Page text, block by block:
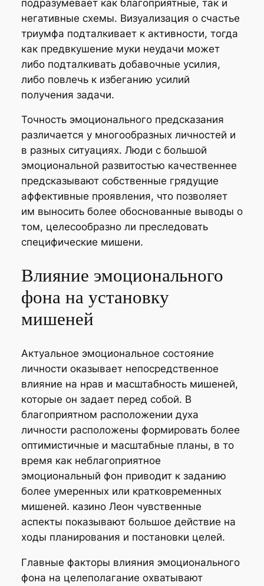
подразумевает как благоприятные, так и
негативные схемы. Визуализация о счастье
триумфа подталкивает к активности, тогда
как предвкушение муки неудачи может
либо подталкивать добавочные усилия,
либо повлечь к избеганию усилий
получения задачи.
Точность эмоционального предсказания
различается у многообразных личностей и
в разных ситуациях. Люди с большой
эмоциональной развитостью качественнее
предсказывают собственные грядущие
аффективные проявления, что позволяет
им выносить более обоснованные выводы о
том, целесообразно ли преследовать
специфические мишени.
Влияние эмоционального
фона на установку
мишеней
Актуальное эмоциональное состояние
личности оказывает непосредственное
влияние на нрав и масштабность мишеней,
которые он задает перед собой. В
благоприятном расположении духа
личности расположены формировать более
оптимистичные и масштабные планы, в то
время как неблагоприятное
эмоциональный фон приводит к заданию
более умеренных или кратковременных
мишеней. казино Леон чувственные
аспекты показывают большое действие на
ходы планирования и постановки целей.
Главные факторы влияния эмоционального
фона на целеполагание охватывают